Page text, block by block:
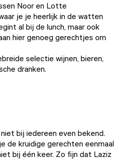
Noor en Lotte
je je heerlijk in de watten
al bij de lunch, maar ook
hier genoeg gerechtjes om
selectie wijnen, bieren,
dranken.
bij iedereen even bekend.
de kruidige gerechten eenmaal
bij één keer. Zo fijn dat Laziz